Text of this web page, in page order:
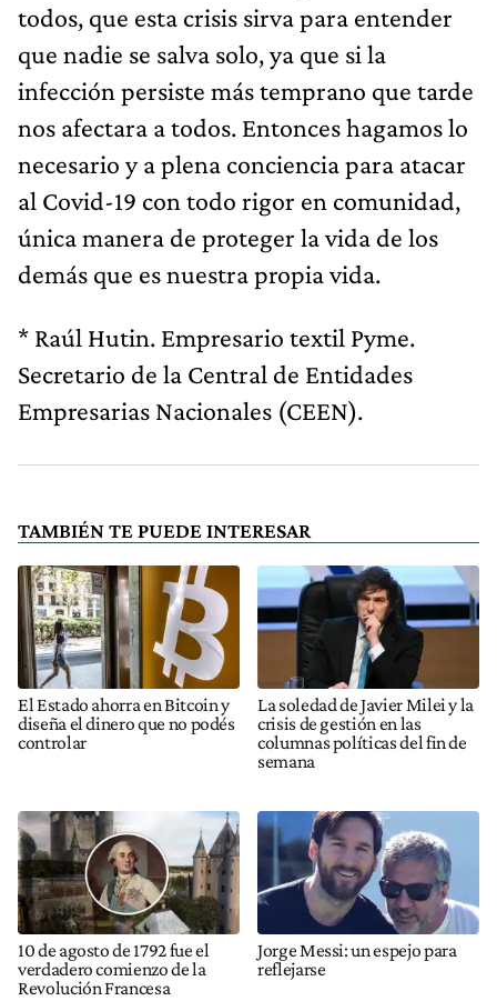
todos, que esta crisis sirva para entender
que nadie se salva solo, ya que si la
infección persiste más temprano que tarde
nos afectara a todos. Entonces hagamos lo
necesario y a plena conciencia para atacar
al Covid-19 con todo rigor en comunidad,
única manera de proteger la vida de los
demás que es nuestra propia vida.
* Raúl Hutin. Empresario textil Pyme.
Secretario de la Central de Entidades
Empresarias Nacionales (CEEN).
TAMBIÉN TE PUEDE INTERESAR
El Estado ahorra en Bitcoin y
diseña el dinero que no podés
controlar
La soledad de Javier Milei y la
crisis de gestión en las
columnas políticas del fin de
semana
10 de agosto de 1792 fue el
verdadero comienzo de la
Revolución Francesa
Jorge Messi: un espejo para
reflejarse